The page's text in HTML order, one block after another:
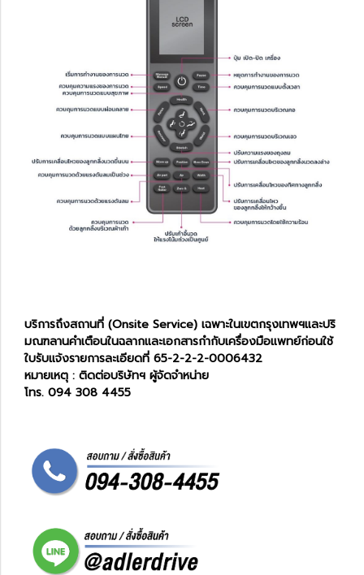
บริการถึงสถานที่ (Onsite Service) เฉพาะในเขตกรุงเทพฯและปริ
มณฑลานคำเตือนในฉลากและเอกสารกำกับเครื่องมือแพทย์ก่อนใช้
ใบรับแจ้งรายการละเอียดที่ 65-2-2-2-0006432
หมายเหตุ : ติดต่อบริษัทฯ ผู้จัดจำหน่าย
โทร. 094 308 4455